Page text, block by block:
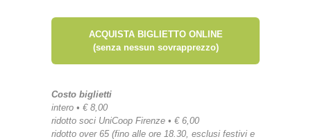
ACQUISTA BIGLIETTO ONLINE
(senza nessun sovrapprezzo)
Costo biglietti
intero • € 8,00
ridotto soci UniCoop Firenze • € 6,00
ridotto over 65 (fino alle ore 18.30, esclusi festivi e